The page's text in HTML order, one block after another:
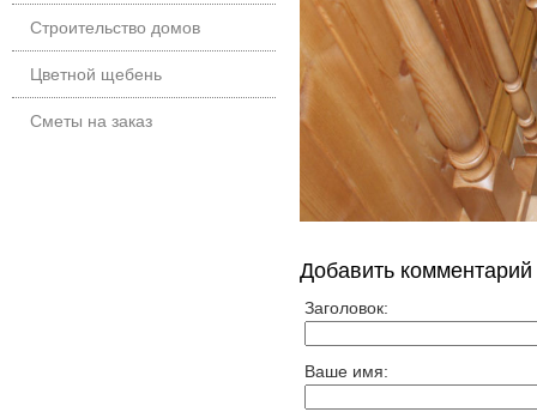
Строительство домов
Цветной щебень
Сметы на заказ
Добавить комментарий
Заголовок:
Ваше имя: